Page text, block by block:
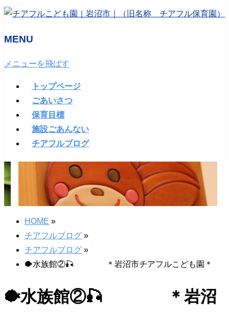
MENU
メニューを飛ばす
トップページ
ごあいさつ
保育目標
施設ごあんない
チアフルブログ
HOME »
チアフルブログ »
チアフルブログ »
🐡水族館②🎣 ＊岩沼市チアフルこども園＊
🐡水族館②🎣 ＊岩沼